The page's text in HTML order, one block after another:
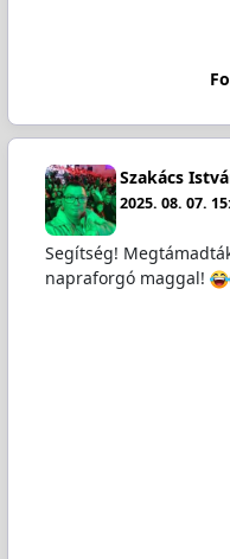
Szakács
2025. 08. 07.
Segítség!
napraforgó maggal!